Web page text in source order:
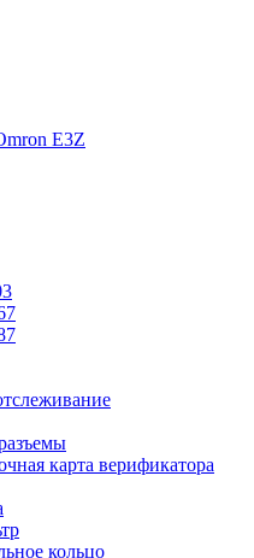
E3Z
карта верификатора
кольцо